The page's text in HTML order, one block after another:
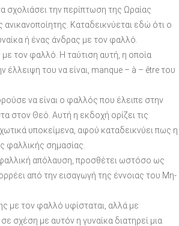
σχολιάσει την περίπτωση της Ωραίας
Καταδεικνύεται εδώ ότι ο
ή ένας άνδρας με τον φαλλό.
τον φαλλό. Η ταύτιση αυτή, η οποία
έλλειψη του να είναι, manque – à – être του
να είναι ο φαλλός που έλειπε στην
στον Θεό. Αυτή η εκδοχή ορίζει τις
υποκείμενα, αφού καταδεικνύει πως η
φαλλικής σημασίας.
απόλαυση, προσθέτει ωστόσο ως
από την εισαγωγή της έννοιας του Μη-
με τον φαλλό υφίσταται, αλλά με
σχέση με αυτόν η γυναίκα διατηρεί μια